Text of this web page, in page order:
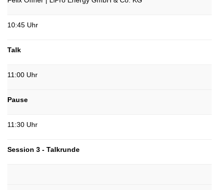
10:45 Uhr
Talk
11:00 Uhr
Pause
11:30 Uhr
Session 3 - Talkrunde